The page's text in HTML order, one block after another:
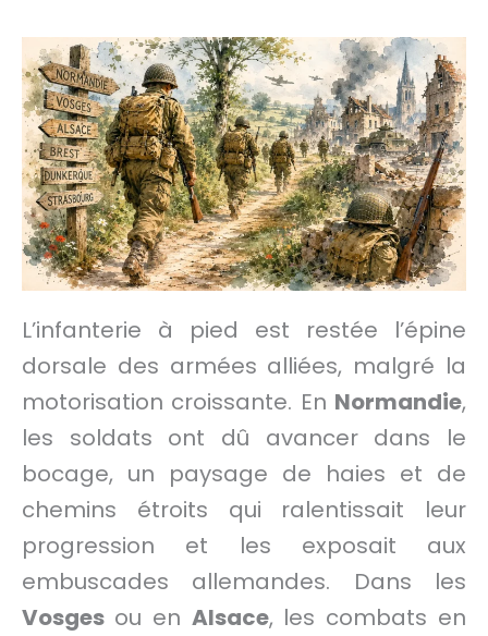
L’infanterie à pied est restée l’épine
dorsale des armées alliées, malgré la
motorisation croissante. En Normandie,
les soldats ont dû avancer dans le
bocage, un paysage de haies et de
chemins étroits qui ralentissait leur
progression et les exposait aux
embuscades allemandes. Dans les
Vosges ou en Alsace, les combats en